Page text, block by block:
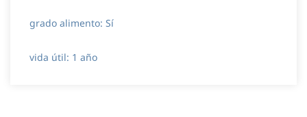
grado alimento: Sí
vida útil: 1 año